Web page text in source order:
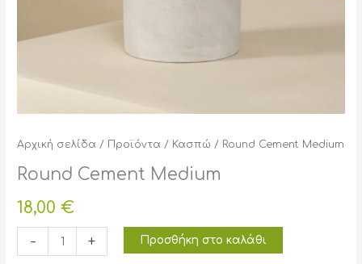
Αρχική σελίδα / Προϊόντα / Κασπώ / Round Cement Medium
Round Cement Medium
18,00€
-
Cement
+ Προσθήκη στο καλάθι